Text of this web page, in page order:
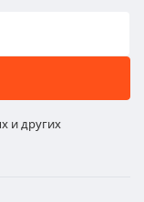
и других